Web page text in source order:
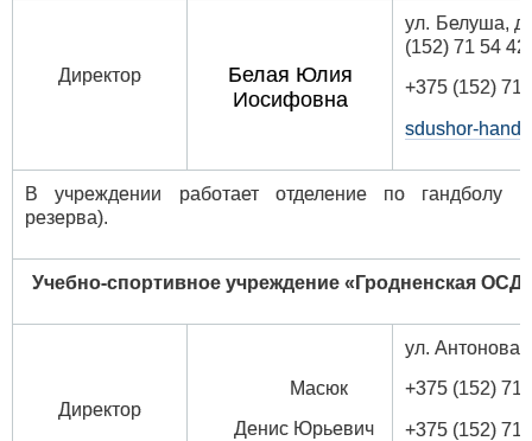
Директор
Белая Юлия
Иосифовна
ул.
(152) 71 54
+375 (152) 71
sdushor-
В учреждении работает отделение по гандболу
резерва).
Учебно-спортивное учреждение «Гродненская
Директор
Масюк
Денис Юрьевич
ул. Антонова,
+375 (152) 71
+375 (152) 71